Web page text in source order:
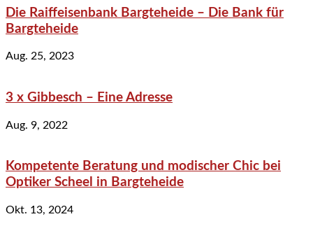
Die Raiffeisenbank Bargteheide – Die Bank für
Bargteheide
Aug. 25, 2023
3 x Gibbesch – Eine Adresse
Aug. 9, 2022
Kompetente Beratung und modischer Chic bei
Optiker Scheel in Bargteheide
Okt. 13, 2024